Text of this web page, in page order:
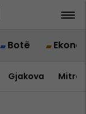
Botë
Gjakova